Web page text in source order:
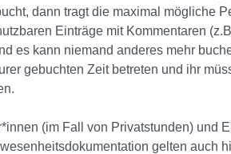
dann tragt die maximal mögliche
Einträge mit Kommentaren
es kann niemand anderes mehr
gebuchten Zeit betreten und ihr
(im Fall von Privatstunden) und
gelten auch